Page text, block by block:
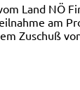
Land NÖ
am
Zuschuß